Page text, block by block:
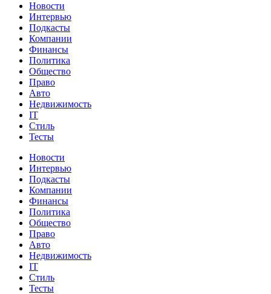
Новости
Интервью
Подкасты
Компании
Финансы
Политика
Общество
Право
Авто
Недвижимость
IT
Стиль
Тесты
Новости
Интервью
Подкасты
Компании
Финансы
Политика
Общество
Право
Авто
Недвижимость
IT
Стиль
Тесты